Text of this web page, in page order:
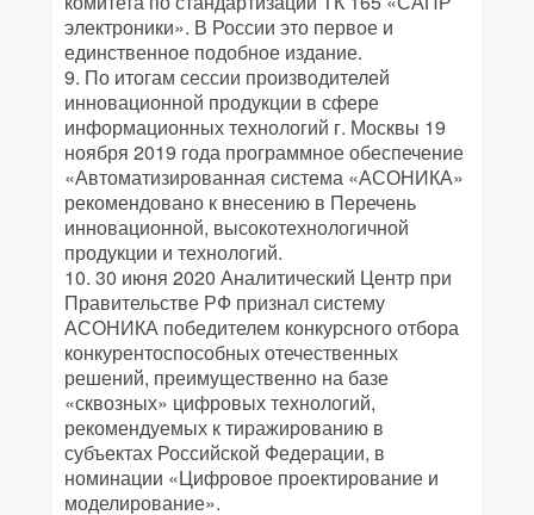
электроники». В России это первое и
единственное подобное издание.
9. По итогам сессии производителей
инновационной продукции в сфере
информационных технологий г. Москвы 19
ноября 2019 года программное обеспечение
«Автоматизированная система «АСОНИКА»
рекомендовано к внесению в Перечень
инновационной, высокотехнологичной
продукции и технологий.
10. 30 июня 2020 Аналитический Центр при
Правительстве РФ признал систему
АСОНИКА победителем конкурсного отбора
конкурентоспособных отечественных
решений, преимущественно на базе
«сквозных» цифровых технологий,
рекомендуемых к тиражированию в
субъектах Российской Федерации, в
номинации «Цифровое проектирование и
моделирование».